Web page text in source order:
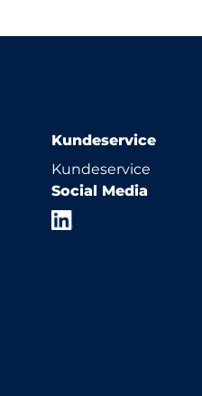
Kundeservice
Kundeservice
Social Media